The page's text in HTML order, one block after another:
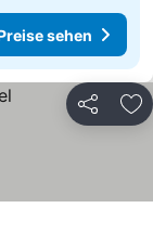
sehen
Teilen